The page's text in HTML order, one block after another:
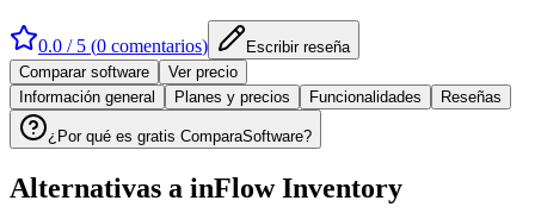
0.0 / 5 (0 comentarios)
Escribir reseña
Comparar software
Ver precio
Información general
Planes y precios Funcionalidades Reseñas
¿Por qué es gratis ComparaSoftware?
Alternativas a inFlow Inventory